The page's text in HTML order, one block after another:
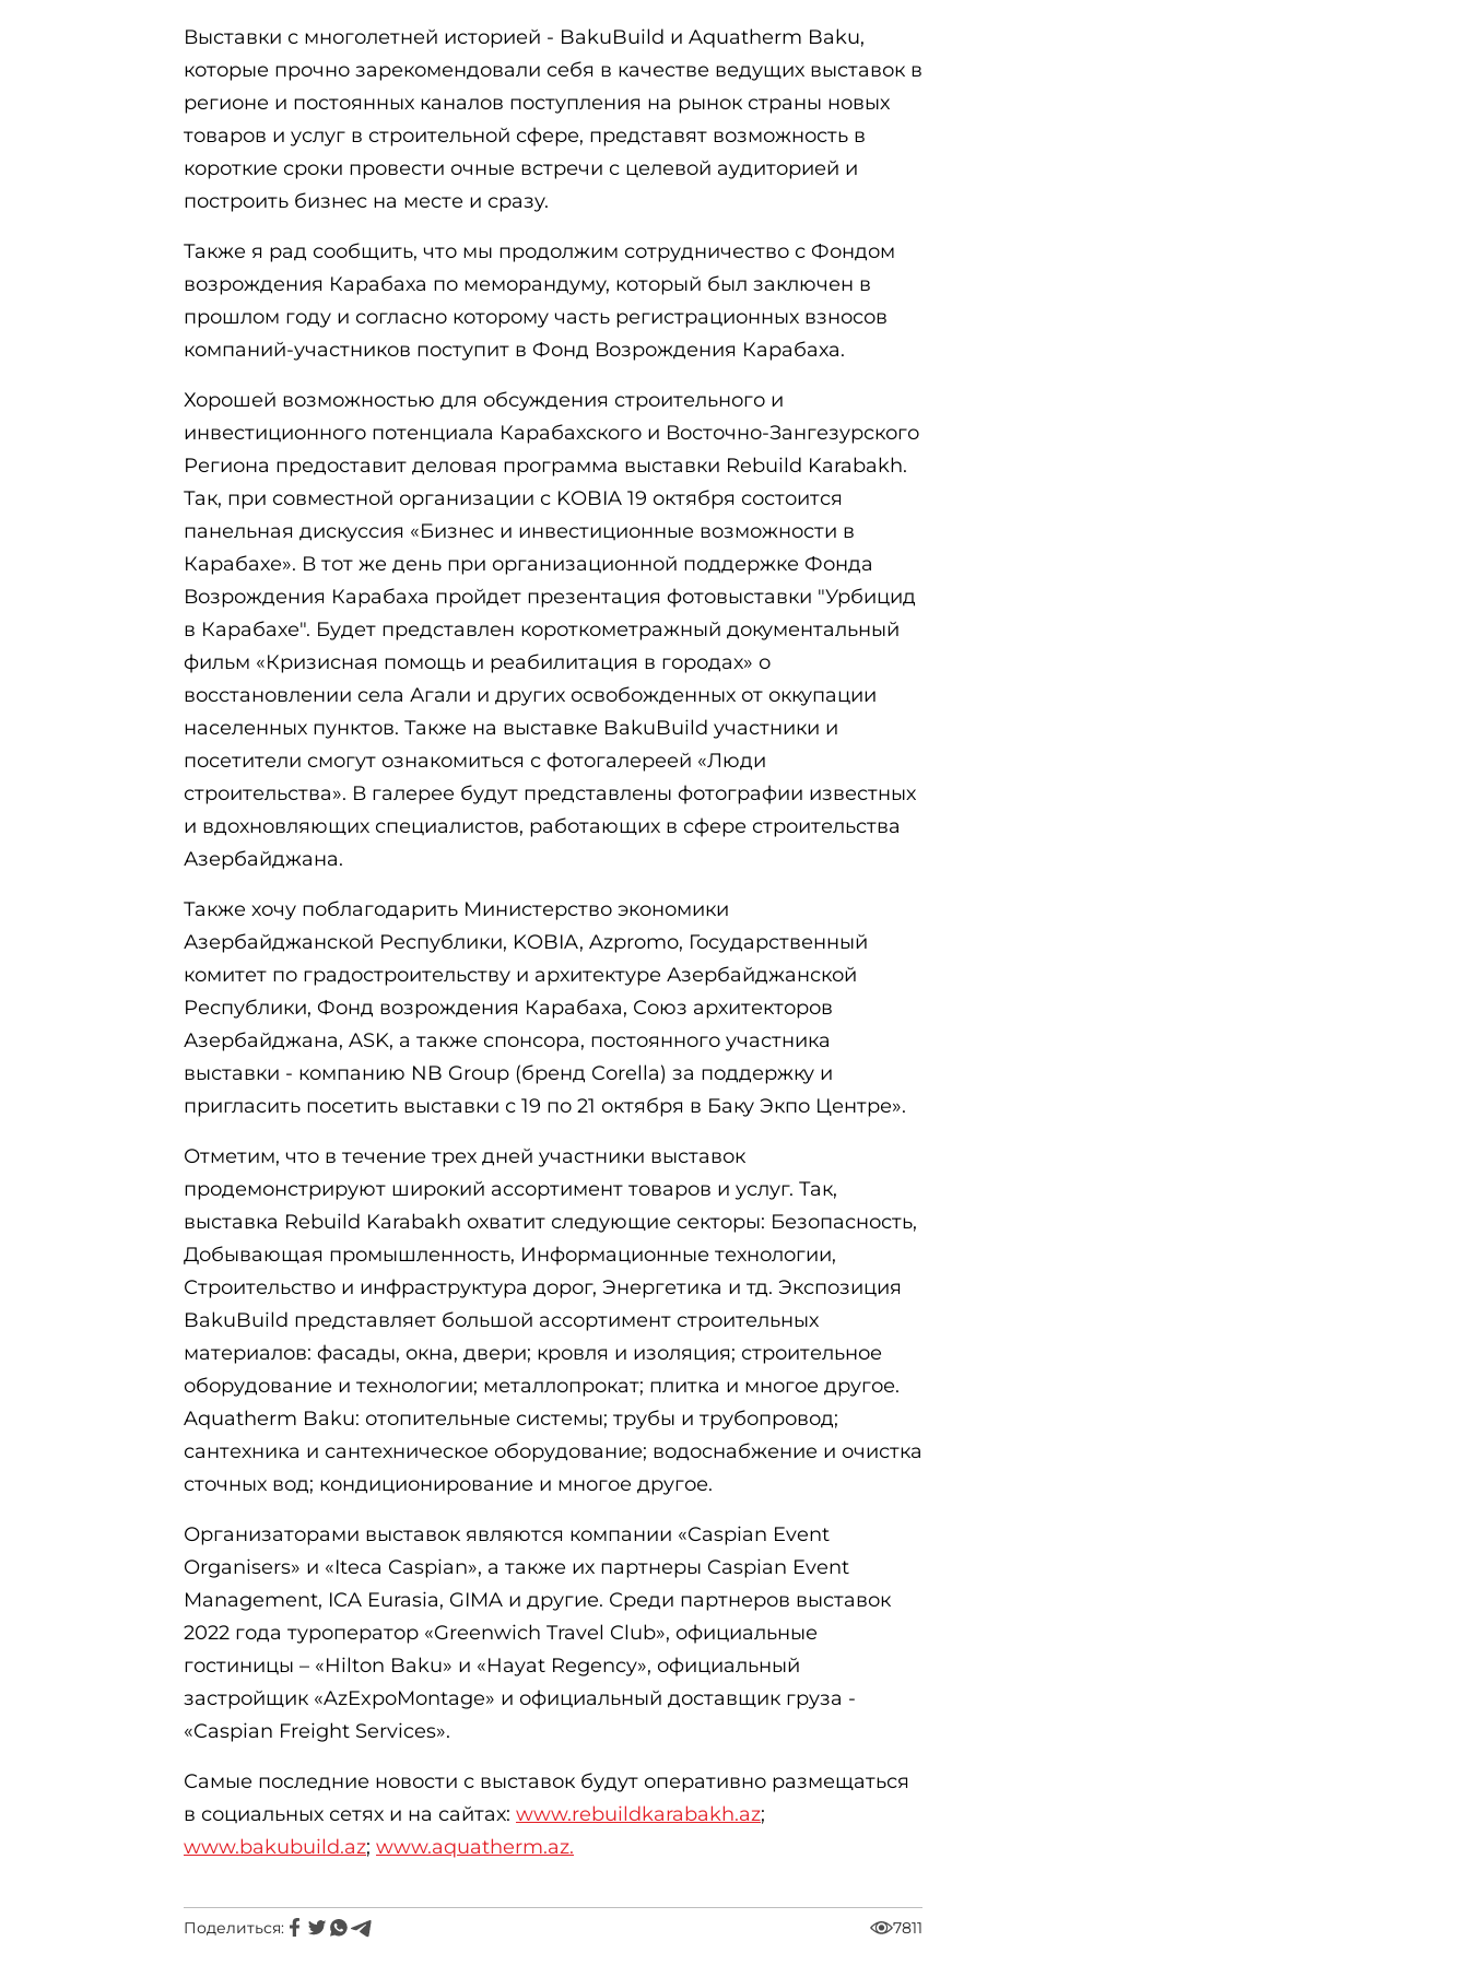
Выставки с многолетней историей - BakuBuild и Aquatherm Baku,
которые прочно зарекомендовали себя в качестве ведущих выставок в
регионе и постоянных каналов поступления на рынок страны новых
товаров и услуг в строительной сфере, представят возможность в
короткие сроки провести очные встречи с целевой аудиторией и
построить бизнес на месте и сразу.
Также я рад сообщить, что мы продолжим сотрудничество с Фондом
возрождения Карабаха по меморандуму, который был заключен в
прошлом году и согласно которому часть регистрационных взносов
компаний-участников поступит в Фонд Возрождения Карабаха.
Хорошей возможностью для обсуждения строительного и
инвестиционного потенциала Карабахского и Восточно-Зангезурского
Региона предоставит деловая программа выставки Rebuild Karabakh.
Так, при совместной организации с KOBIA 19 октября состоится
панельная дискуссия «Бизнес и инвестиционные возможности в
Карабахе». В тот же день при организационной поддержке Фонда
Возрождения Карабаха пройдет презентация фотовыставки "Урбицид
в Карабахе". Будет представлен короткометражный документальный
фильм «Кризисная помощь и реабилитация в городах» о
восстановлении села Агали и других освобожденных от оккупации
населенных пунктов. Также на выставке BakuBuild участники и
посетители смогут ознакомиться с фотогалереей «Люди
строительства». В галерее будут представлены фотографии известных
и вдохновляющих специалистов, работающих в сфере строительства
Азербайджана.
Также хочу поблагодарить Министерство экономики
Азербайджанской Республики, KOBIA, Azpromo, Государственный
комитет по градостроительству и архитектуре Азербайджанской
Республики, Фонд возрождения Карабаха, Союз архитекторов
Азербайджана, ASK, а также спонсора, постоянного участника
выставки - компанию NB Group (бренд Corella) за поддержку и
пригласить посетить выставки с 19 по 21 октября в Баку Экпо Центре».
Отметим, что в течение трех дней участники выставок
продемонстрируют широкий ассортимент товаров и услуг. Так,
выставка Rebuild Karabakh охватит следующие секторы: Безопасность,
Добывающая промышленность, Информационные технологии,
Строительство и инфраструктура дорог, Энергетика и тд. Экспозиция
BakuBuild представляет большой ассортимент строительных
материалов: фасады, окна, двери; кровля и изоляция; строительное
оборудование и технологии; металлопрокат; плитка и многое другое.
Aquatherm Baku: отопительные системы; трубы и трубопровод;
сантехника и сантехническое оборудование; водоснабжение и очистка
сточных вод; кондиционирование и многое другое.
Организаторами выставок являются компании «Caspian Event
Organisers» и «Iteca Caspian», а также их партнеры Caspian Event
Management, ICA Eurasia, GIMA и другие. Среди партнеров выставок
2022 года туроператор «Greenwich Travel Club», официальные
гостиницы – «Hilton Baku» и «Hayat Regency», официальный
застройщик «AzExpoMontage» и официальный доставщик груза -
«Caspian Freight Services».
Самые последние новости с выставок будут оперативно размещаться
в социальных сетях и на сайтах: www.rebuildkarabakh.az;
www.bakubuild.az; www.aquatherm.az.
Поделиться: 7811